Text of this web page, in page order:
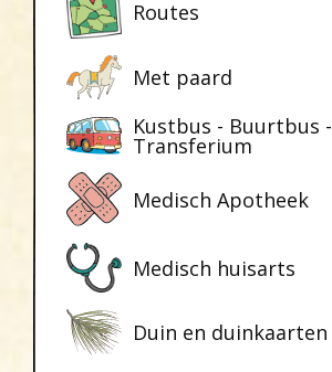
Routes
Met paard
Kustbus - Buurtbus -
Transferium
Medisch Apotheek
Medisch huisarts
Duin en duinkaarten